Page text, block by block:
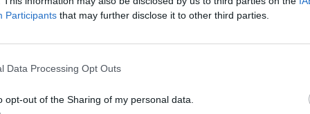
Participants that may further disclose it to other third parties.
Data Processing Opt Outs
opt-out of the Sharing of my personal data.
bűncselekmények sorozataként kezelt. Buscetta
nehezebb lett volna megérteni, hogyan épül fel a
hozzátartozóját meggyilkolták, két fia eltűnt, ő